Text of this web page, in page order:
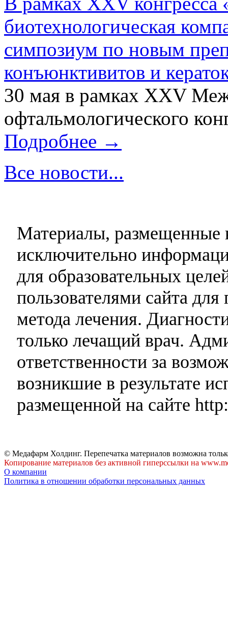
биотехнологическая
симпозиум по новым
конъюнктивитов и
30 мая в рамках XXV
офтальмологического
Подробнее →
Все новости...
Материалы, размещенные
исключительно
для образовательных
пользователями сайта
метода лечения.
только лечащий врач.
ответственности за
возникшие в результате
размещенной на сайте
© Медафарм Холдинг. Перепечатка материалов возможна
Копирование материалов без активной гиперссылки на
О компании
Политика в отношении обработки персональных данных